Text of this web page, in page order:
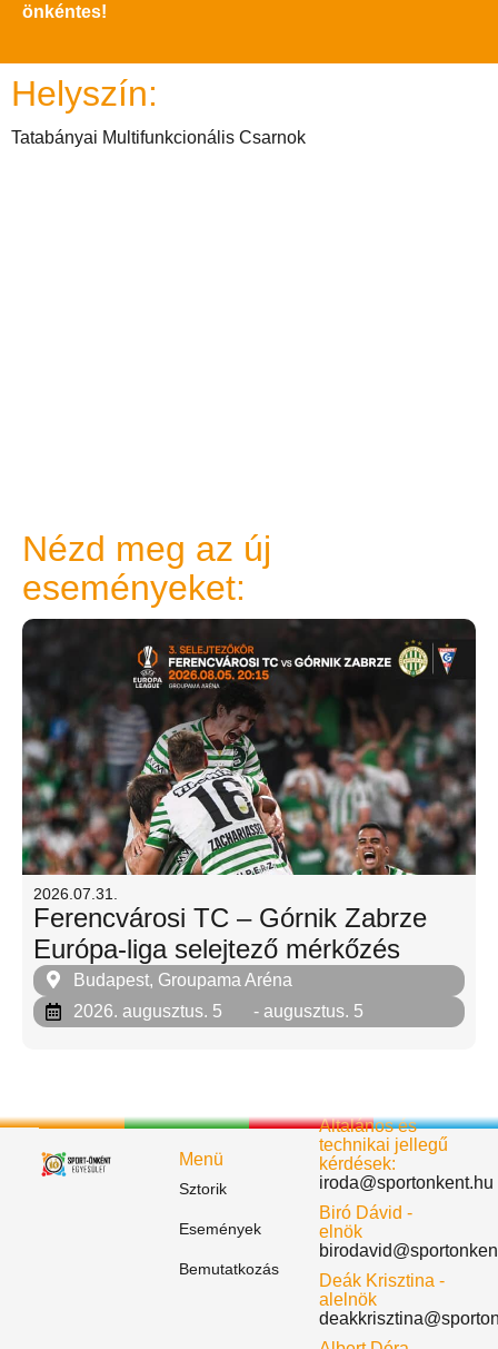
önkéntes!
Helyszín:
Tatabányai Multifunkcionális Csarnok
Nézd meg az új
eseményeket:
2026.07.31.
Ferencvárosi TC – Górnik Zabrze
Európa-liga selejtező mérkőzés
Budapest, Groupama Aréna
2026. augusztus. 5
- augusztus. 5
Menü
Sztorik
Események
Bemutatkozás
Általános és
technikai jellegű
kérdések:
iroda@sportonkent.hu
Biró Dávid -
elnök
Deák Krisztina -
alelnök